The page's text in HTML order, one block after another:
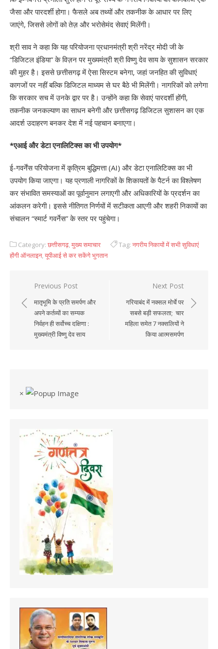
जैसा और पारदर्शी होगा। फैसले अब तथ्यों और तकनीक के आधार पर लिए
जाएंगे, जिससे लोगों को तेज़ और भरोसेमंद सेवाएं मिलेंगी।
श्री साव ने कहा कि यह परियोजना प्रधानमंत्री श्री नरेंद्र मोदी जी के
“डिजिटल इंडिया” के विज़न पर मुख्यमंत्री श्री विष्णु देव साय के सुशासन सरकार
की मुहर है। इससे छत्तीसगढ़ में ऐसा सिस्टम बनेगा, जहां जनहित की सुविधाएं
कागजों पर नहीं बल्कि डिजिटल माध्यम से घर बैठे भी मिलेंगी। नागरिकों को लगेगा
कि सरकार सच में उनके द्वार पर है। उन्होंने कहा कि सेवाएं पारदर्शी होंगी,
तकनीक जनकल्याण का साधन बनेगी और छत्तीसगढ़ डिजिटल सुशासन का एक
आदर्श उदाहरण बनकर देश में नई पहचान बनाएगा।
*एआई और डेटा एनालिटिक्स का भी उपयोग*
ई-गवर्नेंस परियोजना में कृत्रिम बुद्धिमत्ता (AI) और डेटा एनालिटिक्स का भी
उपयोग किया जाएगा। यह प्रणाली नागरिकों के शिकायतों के पैटर्न का विश्लेषण
कर संभावित समस्याओं का पूर्वानुमान लगाएगी और अधिकारियों के प्रदर्शन का
आंकलन करेगी। इससे नीतिगत निर्णयों में सटीकता आएगी और शहरी निकायों का
संचालन “स्मार्ट गवर्नेस” के स्तर पर पहुंचेगा।
Category: छत्तीसगढ़,मुख्य समाचार Tag: नगरीय निकायों में सभी सुविधाएं
होंगी ऑनलाइन,यूपीआई से कर सकेंगे भुगतान
Post
navigation
Previous Post
मातृभूमि के प्रति समर्पण और
अपने कर्तव्यों का सम्यक
निर्वहन ही सर्वोच्च दक्षिणा :
मुख्यमंत्री विष्णु देव साय
Next Post
गरियाबंद में नक्सल मोर्चे पर
सबसे बड़ी सफलता; चार
महिला समेत 7 नक्सलियों ने
किया आत्मसमर्पण
×